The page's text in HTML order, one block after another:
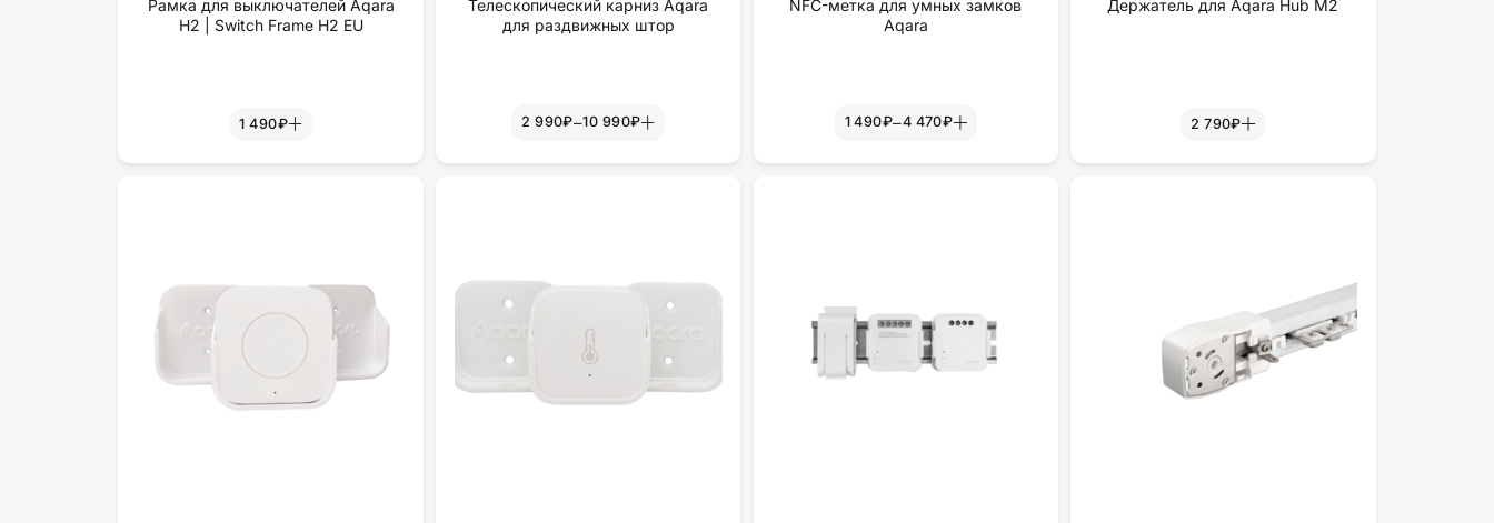
Рамка для выключателей Aqara
H2 | Switch Frame H2 EU
1 490₽
Телескопический карниз Aqara
для раздвижных штор
2 990₽–10 990₽
NFC-метка для умных замков
Aqara
1 490₽–4 470₽
Держатель для Aqara Hub M2
2 790₽